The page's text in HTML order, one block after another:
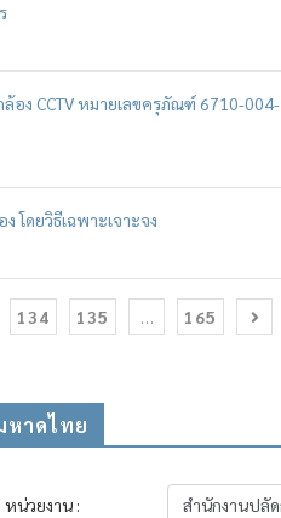
อง CCTV หมายเลขครุภัณฑ์ 6710-004-
โดยวิธีเฉพาะเจาะจง
134 135 … 165
หาดไทย
หน่วยงาน :